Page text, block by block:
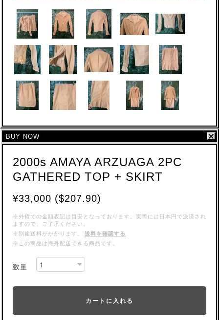
BUY NOW
2000s AMAYA ARZUAGA 2PC
GATHERED TOP + SKIRT
¥33,000 ($207.90)
※外貨での金額表記は目安となっております。実際には日本円で決済され
ますので、ご了承ください。
※別途送料がかかります。
送料を確認する
※この商品は海外配送できる商品です。
数量
カートに入れる